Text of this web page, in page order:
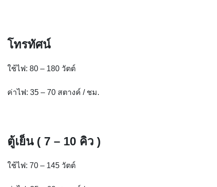
โทรทัศน์
ใช้ไฟ: 80 – 180 วัตต์
ค่าไฟ: 35 – 70 สตางค์ / ชม.
ตู้เย็น ( 7 – 10 คิว )
ใช้ไฟ: 70 – 145 วัตต์